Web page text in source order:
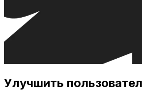
Улучшить